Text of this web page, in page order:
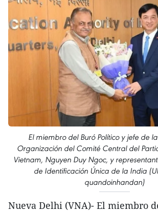
El miembro del Buró Político y jefe de
Organización del Comité Central del
Vietnam, Nguyen Duy Ngoc, y
de Identificación Única de la India
quandoinhandan)
Nueva Delhi (VNA)- El miembro